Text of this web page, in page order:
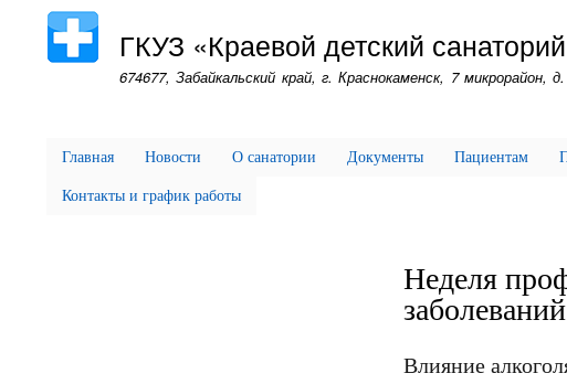
ГКУЗ «Краевой детский
674677, Забайкальский край, г. Краснокаменск, 7 микрорайон,
Главная Новости О санатории Документы Пациентам
Контакты и график работы
Неделя
заболеваний
Влияние